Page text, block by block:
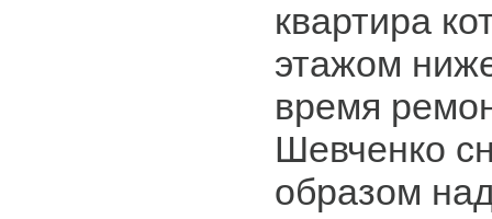
квартира
этажом
время
Шевченко
образом